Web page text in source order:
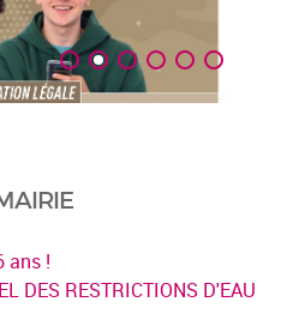
ans !
DES RESTRICTIONS D'EAU